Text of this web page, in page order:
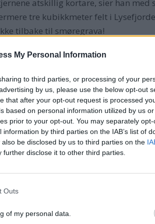
My Personal Information
to third parties, or processing of your
by us, please use the below opt-out
that after your opt-out request is processed
based on personal information utilized by us
prior to your opt-out. You may separately
by third parties on the IAB’s list of
be disclosed by us to third parties on the
further disclose it to other third parties.
Outs
of my personal data.
atskillig kortare, sier han med
tre kubikkmeter felt i
tilbake til smøregrava!
norske kystflåten i 1890-årene,
jakt og galeas. Audun forklarer.
ble galeas-navnet brukt om et
mesanmast. Begge master i ett
fra den hollandske “Koff” at
til å være en skonnert,
i forkant av stormasten.
og ned uten å komme i konflikt
steinura, har vi balansert oss